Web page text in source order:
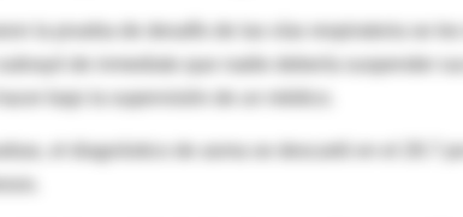
la prueba de desafío de las vías respiratoria se
bajo la supervisión de un médico.
el diagnóstico de asma se descartó en el 28.7